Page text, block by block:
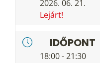
2026. 06. 21.
Lejárt!
IDŐPONT
18:00 - 21:30